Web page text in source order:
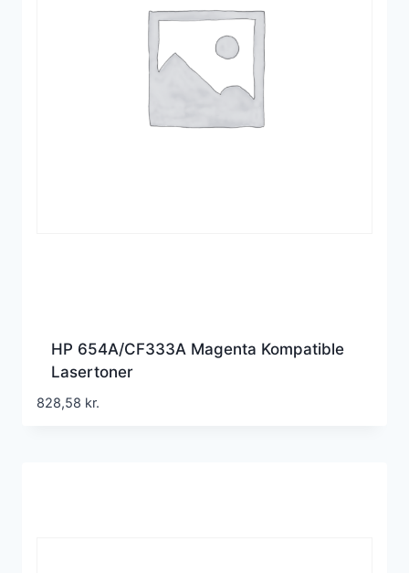
HP 654A/CF333A Magenta Kompatible
Lasertoner
828,58 kr.